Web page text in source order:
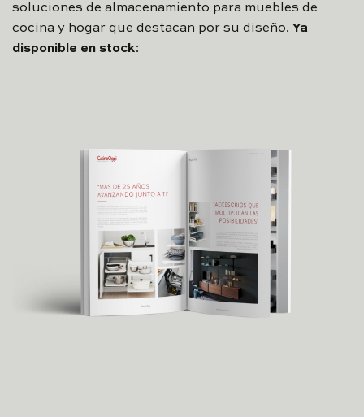
soluciones de almacenamiento para muebles de
cocina y hogar que destacan por su diseño. Ya
disponible en stock: